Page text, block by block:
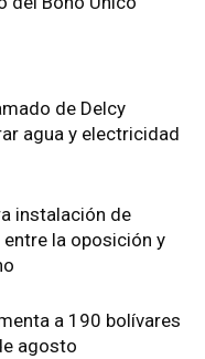
de Delcy
agua y electricidad
instalación de
la oposición y
a 190 bolívares
agosto